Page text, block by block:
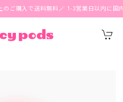
ご購入で送料無料🪄 1-3営業日以内に国内